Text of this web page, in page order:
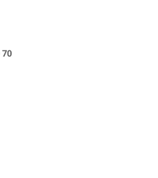
70